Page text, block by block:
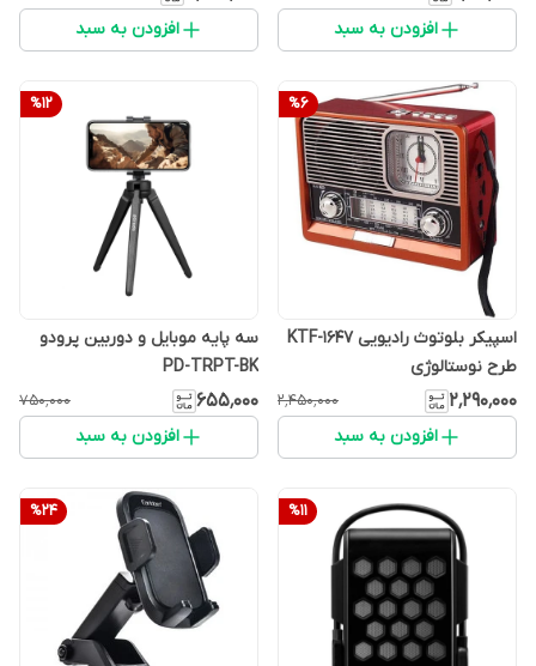
افزودن به سبد افزودن به سبد
%6
اسپیکر بلوتوث رادیویی KTF-1647
طرح نوستالوژی
۲٬۲۹۰٬۰۰۰ ۲٬۴۵۰٬۰۰۰
افزودن به سبد
%12
سه پایه موبایل و دوربین پرودو
PD-TRPT-BK
۶۵۵٬۰۰۰ ۷۵۰٬۰۰۰
افزودن به سبد
%11
%24